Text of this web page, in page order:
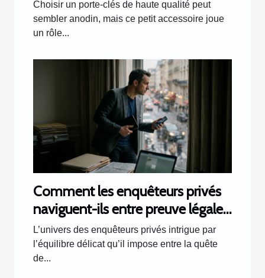
Choisir un porte-clés de haute qualité peut
sembler anodin, mais ce petit accessoire joue
un rôle...
Comment les enquêteurs privés
naviguent-ils entre preuve légale
et respect de la vie privée ?
L’univers des enquêteurs privés intrigue par
l’équilibre délicat qu’il impose entre la quête
de...